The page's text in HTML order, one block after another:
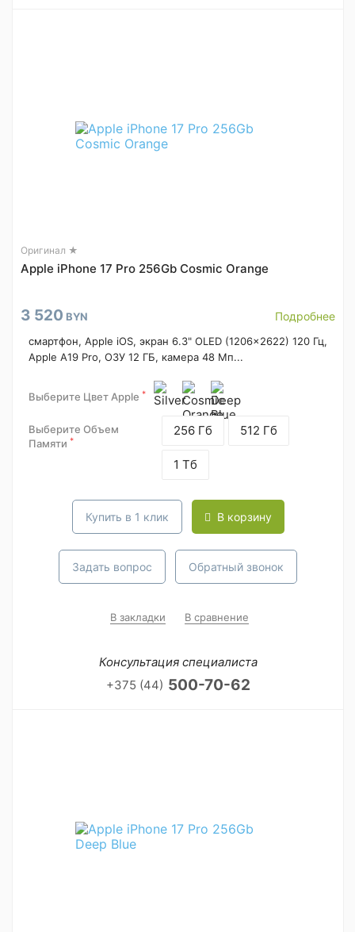
Оригинал ★
Apple iPhone 17 Pro 256Gb Cosmic Orange
3 520 BYN Подробнее
смартфон, Apple iOS, экран 6.3" OLED (1206x2622) 120 Гц,
Apple A19 Pro, ОЗУ 12 ГБ, камера 48 Мп...
Выберите Цвет Apple *
Выберите Объем
Памяти *
256 Гб 512 Гб
1 Тб
Купить в 1 клик В корзину
Задать вопрос Обратный звонок
В закладки В сравнение
Консультация специалиста
+375 (44) 500-70-62